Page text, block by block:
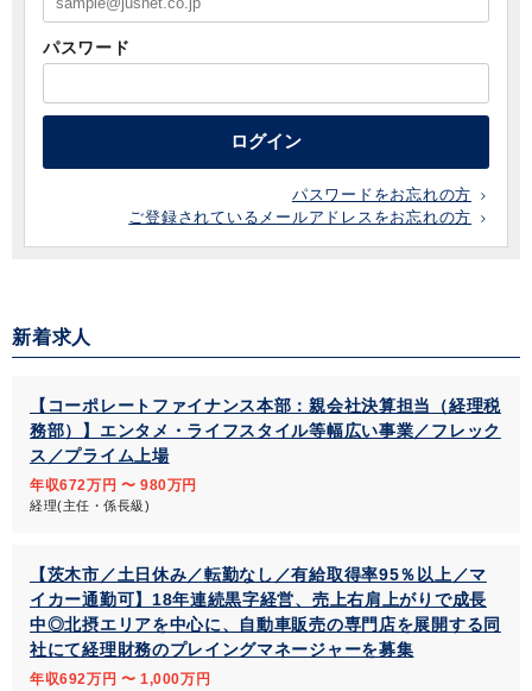
パスワード
ログイン
パスワードをお忘れの方
ご登録されているメールアドレスをお忘れの方
新着求人
【コーポレートファイナンス本部：親会社決算担当（経理税
務部）】エンタメ・ライフスタイル等幅広い事業／フレック
ス／プライム上場
年収672万円 〜 980万円
経理(主任・係長級)
【茨木市／土日休み／転勤なし／有給取得率95％以上／マ
イカー通勤可】18年連続黒字経営、売上右肩上がりで成長
中◎北摂エリアを中心に、自動車販売の専門店を展開する同
社にて経理財務のプレイングマネージャーを募集
年収692万円 〜 1,000万円